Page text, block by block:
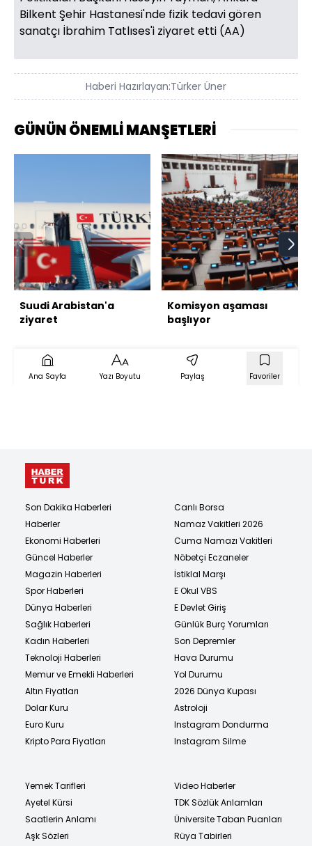
Bilkent Şehir Hastanesi'nde fizik tedavi gören
sanatçı İbrahim Tatlıses'i ziyaret etti (AA)
Haberi Hazırlayan:Türker Üner
GÜNÜN ÖNEMLİ MANŞETLERİ
Suudi Arabistan'a
ziyaret
Komisyon aşaması
başlıyor
Ana Sayfa Yazı Boyutu Paylaş Favoriler
Son Dakika Haberleri
Haberler
Ekonomi Haberleri
Güncel Haberler
Magazin Haberleri
Spor Haberleri
Dünya Haberleri
Sağlık Haberleri
Kadın Haberleri
Teknoloji Haberleri
Memur ve Emekli Haberleri
Altın Fiyatları
Dolar Kuru
Euro Kuru
Kripto Para Fiyatları
Canlı Borsa
Namaz Vakitleri 2026
Cuma Namazı Vakitleri
Nöbetçi Eczaneler
İstiklal Marşı
E Okul VBS
E Devlet Giriş
Günlük Burç Yorumları
Son Depremler
Hava Durumu
Yol Durumu
2026 Dünya Kupası
Astroloji
Instagram Dondurma
Instagram Silme
Yemek Tarifleri
Ayetel Kürsi
Saatlerin Anlamı
Aşk Sözleri
Video Haberler
TDK Sözlük Anlamları
Üniversite Taban Puanları
Rüya Tabirleri